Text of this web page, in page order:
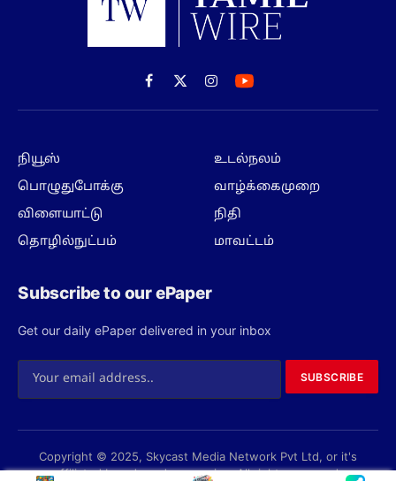
Facebook
X
(Twitter)
Instagram
நியூஸ்
பொழுதுபோக்கு
விளையாட்டு
தொழில்நுட்பம்
உடல்நலம்
வாழ்க்கைமுறை
நிதி
மாவட்டம்
Subscribe to our ePaper
Get our daily ePaper delivered in your inbox
SUBSCRIBE
Copyright © 2025, Skycast Media Network Pvt Ltd, or it's
affiliated brands and companies. All rights reserved.